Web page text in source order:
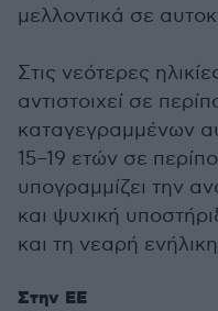
μελλοντικά σε
Στις νεότερες
αντιστοιχεί σε
καταγεγραμμένων
15–19 ετών σε
υπογραμμίζει την
και ψυχική
και τη νεαρή
Στην ΕΕ